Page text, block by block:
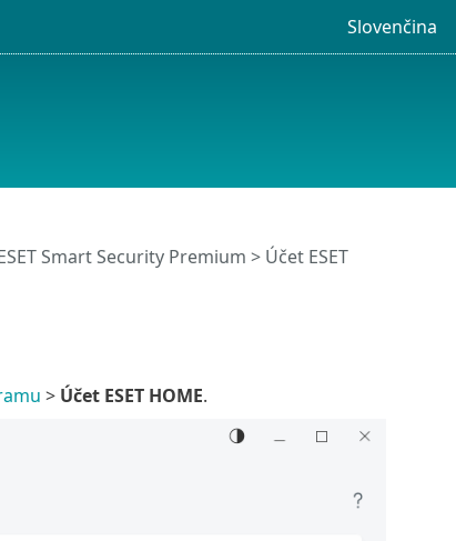
Slovenčina
Smart Security Premium > Účet ESET
> Účet ESET HOME.